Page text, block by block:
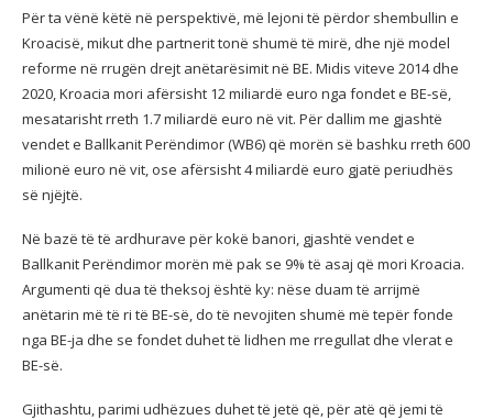
Për ta vënë këtë në perspektivë, më lejoni të përdor shembullin e
Kroacisë, mikut dhe partnerit tonë shumë të mirë, dhe një model
reforme në rrugën drejt anëtarësimit në BE. Midis viteve 2014 dhe
2020, Kroacia mori afërsisht 12 miliardë euro nga fondet e BE-së,
mesatarisht rreth 1.7 miliardë euro në vit. Për dallim me gjashtë
vendet e Ballkanit Perëndimor (WB6) që morën së bashku rreth 600
milionë euro në vit, ose afërsisht 4 miliardë euro gjatë periudhës
së njëjtë.
Në bazë të të ardhurave për kokë banori, gjashtë vendet e
Ballkanit Perëndimor morën më pak se 9% të asaj që mori Kroacia.
Argumenti që dua të theksoj është ky: nëse duam të arrijmë
anëtarin më të ri të BE-së, do të nevojiten shumë më tepër fonde
nga BE-ja dhe se fondet duhet të lidhen me rregullat dhe vlerat e
BE-së.
Gjithashtu, parimi udhëzues duhet të jetë që, për atë që jemi të